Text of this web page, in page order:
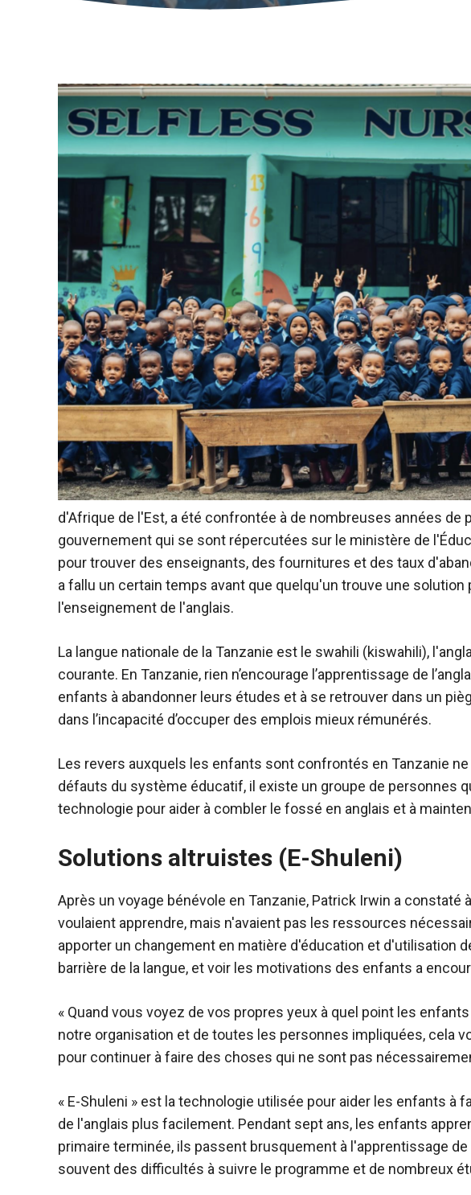
d'Afrique de l'Est, a été confrontée à de nombreuses années
gouvernement qui se sont répercutées sur le ministère de
pour trouver des enseignants, des fournitures et des taux
a fallu un certain temps avant que quelqu'un trouve une
l'enseignement de l'anglais.
La langue nationale de la Tanzanie est le swahili (kiswahili),
courante. En Tanzanie, rien n’encourage l’apprentissage de
enfants à abandonner leurs études et à se retrouver dans un
dans l’incapacité d’occuper des emplois mieux rémunérés.
Les revers auxquels les enfants sont confrontés en Tanzanie
défauts du système éducatif, il existe un groupe de personnes
technologie pour aider à combler le fossé en anglais et à
Solutions altruistes (E-Shuleni)
Après un voyage bénévole en Tanzanie, Patrick Irwin a
voulaient apprendre, mais n'avaient pas les ressources
apporter un changement en matière d'éducation et d'utilisation
barrière de la langue, et voir les motivations des enfants a
« Quand vous voyez de vos propres yeux à quel point les
notre organisation et de toutes les personnes impliquées, cela
pour continuer à faire des choses qui ne sont pas
« E-Shuleni » est la technologie utilisée pour aider les enfants à
de l'anglais plus facilement. Pendant sept ans, les enfants
primaire terminée, ils passent brusquement à l'apprentissage
souvent des difficultés à suivre le programme et de nombreux